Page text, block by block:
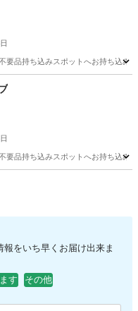
持ち込みスポットへお持ち込みし
持ち込みスポットへお持ち込みし
をいち早くお届け出来ま
す その他